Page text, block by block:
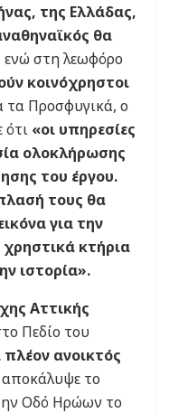
της Ελλάδας,
θα
ενώ στη λεωφόρο
κοινόχρηστοι
τα Προσφυγικά, ο
«οι υπηρεσίες
ολοκλήρωσης
του έργου.
τους θα
για την
κτήρια
ιστορία».
Αττικής
Πεδίο του
πλέον ανοικτός
το
Οδό Ηρώων το